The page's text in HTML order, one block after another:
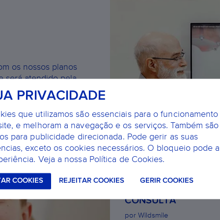
os nossos planos
será atendido pela
grande experiência e
e poupanças
DENTISTA INFANTIL:
CONSULTA
por Wildsmile
PRIVACIDADE
que utilizamos são essenciais para o
e melhoram a navegação e os serviços. Também são
para publicidade direcionada. Pode gerir as suas
exceto os cookies necessários. O bloqueio pode
Veja a nossa Política de Cookies.
COOKIES REJEITAR COOKIES GERIR COOKIES